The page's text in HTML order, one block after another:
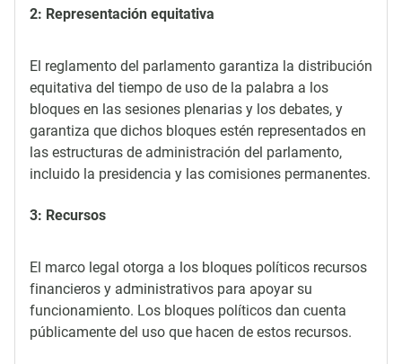
2: Representación equitativa
El reglamento del parlamento garantiza la distribución
equitativa del tiempo de uso de la palabra a los
bloques en las sesiones plenarias y los debates, y
garantiza que dichos bloques estén representados en
las estructuras de administración del parlamento,
incluido la presidencia y las comisiones permanentes.
3: Recursos
El marco legal otorga a los bloques políticos recursos
financieros y administrativos para apoyar su
funcionamiento. Los bloques políticos dan cuenta
públicamente del uso que hacen de estos recursos.